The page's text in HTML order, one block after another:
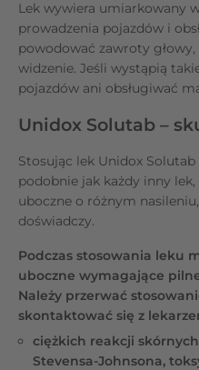
Lek wywiera umiarkowany
prowadzenia pojazdów i
powodować zawroty
widzenie. Jeśli wystąpią
pojazdów ani obsługiwać
Unidox Solutab –
Stosując lek Unidox
podobnie jak każdy inny
uboczne o różnym
doświadczy.
Podczas stosowania leku
uboczne wymagające
Należy przerwać
skontaktować się z
ciężkich reakcji skórnych
Stevensa-Johnsona,